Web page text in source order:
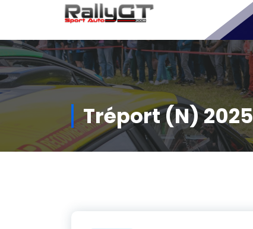
Tréport (N) 2025